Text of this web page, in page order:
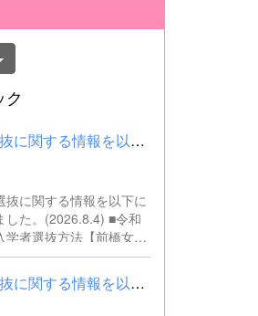
入学者選抜に関する情報を以下に掲載しました。(2026.8.4) ■令和...
抜に関する情報を以下に
した。(2026.8.4) ■令和
学者選抜方法【前橋女子
はこちら ■群馬県教育
サイト 高校入試に関
ジはこちら
入学者選抜に関する情報を以下に掲載しました。(2026.8.4) ■令和...